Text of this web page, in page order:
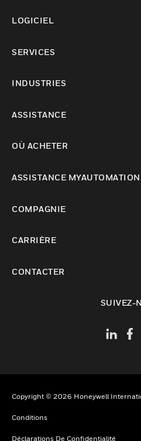
LOGICIEL
SERVICES
INDUSTRIES
ASSISTANCE
OÙ ACHETER
ASSISTANCE MYAUTOMATION
COMPAGNIE
CARRIÈRE
CONTACTER
SUIVEZ-
Copyright © 2026 Honeywell
Conditions
Déclarations De Confidentialité